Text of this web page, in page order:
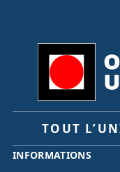
TOUT
INFORMATIONS